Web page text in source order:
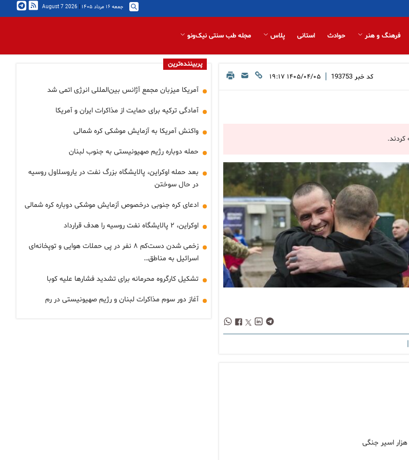
جمعه ۱۶ مرداد ۱۴۰۵ |
2026 August 7
فرهنگ و هنر حوادث استانی پلاس مجله طب سنتی نیک‌ونو
کد خبر 193753
| ۱۴۰۵/۰۴/۰۵ ۱۹:۱۷
|
پربیننده‌ترین
آمریکا میزبان مجمع آژانس بین‌المللی انرژی اتمی شد
آمادگی ترکیه برای حمایت از مذاکرات ایران و آمریکا
واکنش آمریکا به آزمایش موشکی کره شمالی
حمله دوباره رژیم صهیونیستی به جنوب لبنان
بعد حمله اوکراین، پالایشگاه بزرگ نفت در یاروسلاول روسیه
در حال سوختن
ادعای کره جنوبی درخصوص آزمایش موشکی دوباره کره شمالی
اوکراین، ۲ پالایشگاه نفت روسیه را هدف قرارداد
زخمی شدن دست‌کم ۸ نفر در پی حملات هوایی و توپخانه‌ای
اسرائیل به مناطق…
تشکیل کارگروه محرمانه برای تشدید فشارها علیه کوبا
آغاز دور سوم مذاکرات لبنان و رژیم صهیونیستی در رم